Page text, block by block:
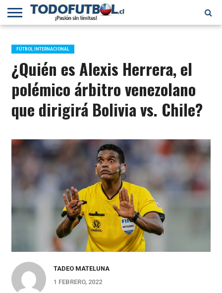
PRIMERA
B
SELECCIÓN
CHILENA
CHILENOS
EN EL
MUNDO
FÚTBOL
INTERNACIONAL
FÚTBOL INTERNACIONAL
¿Quién es Alexis Herrera, el
polémico árbitro venezolano
que dirigirá Bolivia vs. Chile?
TADEO MATELUNA
1 FEBRERO, 2022